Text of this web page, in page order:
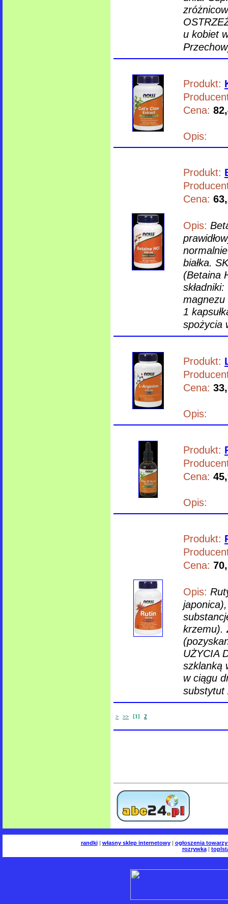
u kobiet
Produkt:
Cena:
Opis:
Produkt:
Cena:
Opis:
białka.
(Betaina
magnezu
1
spożycia
Produkt:
Cena:
Opis:
Produkt:
Cena:
Opis:
Produkt:
Cena:
Opis:
krzemu).
UŻYCIA
szklanką
w ciągu
substytut
> >> [1] 2
randki| własny sklep internetowy| ogłoszenia
rozrywka|